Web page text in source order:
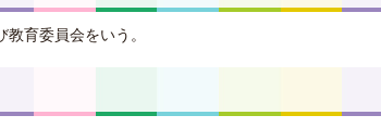
育委員会をいう。